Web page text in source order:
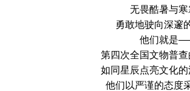
无畏酷暑与寒
勇敢地驶向深邃
他们就是
第四次全国文物普查
如同星辰点亮文化的
他们以严谨的态度